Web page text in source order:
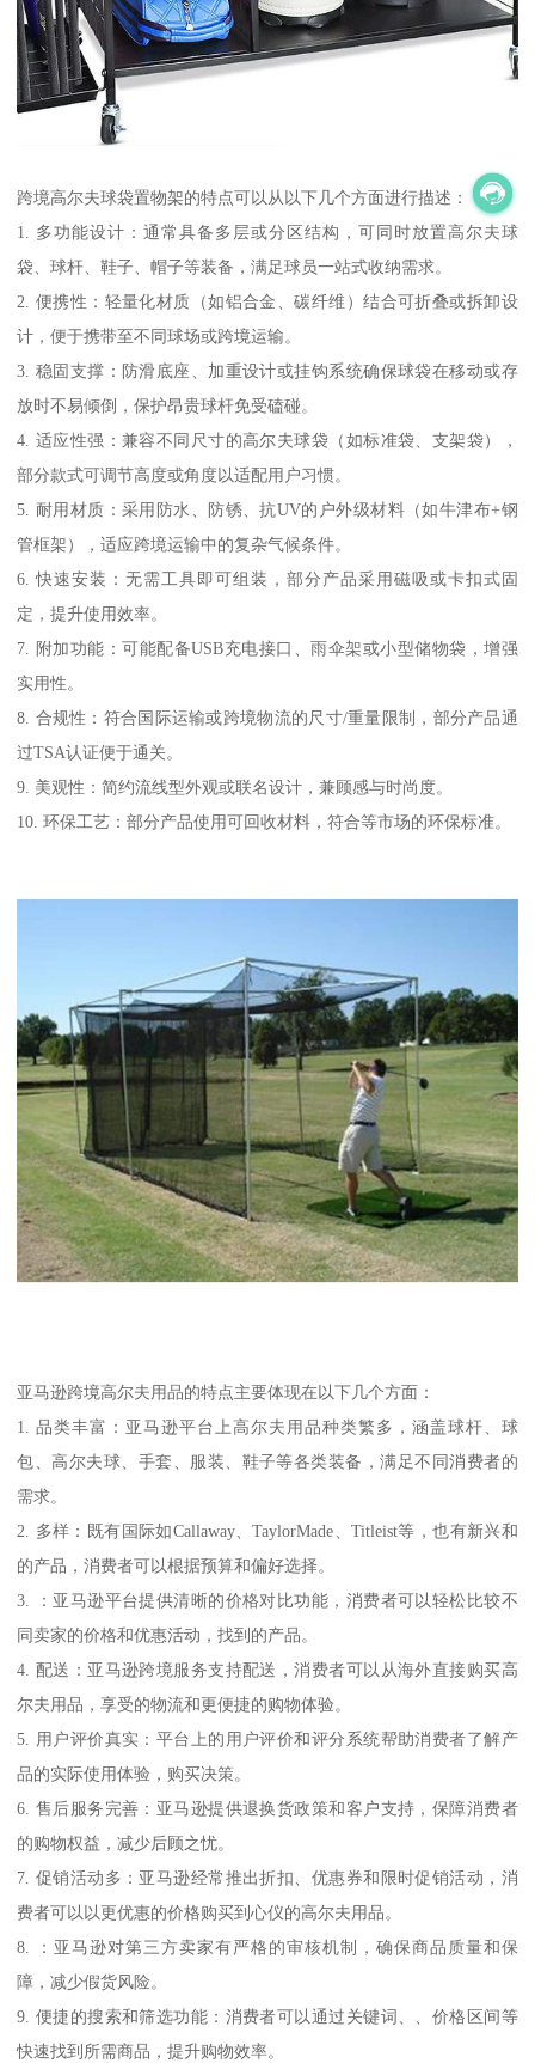
跨境高尔夫球袋置物架的特点可以从以下几个方面进行描述：
1. 多功能设计：通常具备多层或分区结构，可同时放置高尔夫球
袋、球杆、鞋子、帽子等装备，满足球员一站式收纳需求。
2. 便携性：轻量化材质（如铝合金、碳纤维）结合可折叠或拆卸设
计，便于携带至不同球场或跨境运输。
3. 稳固支撑：防滑底座、加重设计或挂钩系统确保球袋在移动或存
放时不易倾倒，保护昂贵球杆免受磕碰。
4. 适应性强：兼容不同尺寸的高尔夫球袋（如标准袋、支架袋），
部分款式可调节高度或角度以适配用户习惯。
5. 耐用材质：采用防水、防锈、抗UV的户外级材料（如牛津布+钢
管框架），适应跨境运输中的复杂气候条件。
6. 快速安装：无需工具即可组装，部分产品采用磁吸或卡扣式固
定，提升使用效率。
7. 附加功能：可能配备USB充电接口、雨伞架或小型储物袋，增强
实用性。
8. 合规性：符合国际运输或跨境物流的尺寸/重量限制，部分产品通
过TSA认证便于通关。
9. 美观性：简约流线型外观或联名设计，兼顾感与时尚度。
10. 环保工艺：部分产品使用可回收材料，符合等市场的环保标准。
亚马逊跨境高尔夫用品的特点主要体现在以下几个方面：
1. 品类丰富：亚马逊平台上高尔夫用品种类繁多，涵盖球杆、球
包、高尔夫球、手套、服装、鞋子等各类装备，满足不同消费者的
需求。
2. 多样：既有国际如Callaway、TaylorMade、Titleist等，也有新兴和
的产品，消费者可以根据预算和偏好选择。
3. ：亚马逊平台提供清晰的价格对比功能，消费者可以轻松比较不
同卖家的价格和优惠活动，找到的产品。
4. 配送：亚马逊跨境服务支持配送，消费者可以从海外直接购买高
尔夫用品，享受的物流和更便捷的购物体验。
5. 用户评价真实：平台上的用户评价和评分系统帮助消费者了解产
品的实际使用体验，购买决策。
6. 售后服务完善：亚马逊提供退换货政策和客户支持，保障消费者
的购物权益，减少后顾之忧。
7. 促销活动多：亚马逊经常推出折扣、优惠券和限时促销活动，消
费者可以以更优惠的价格购买到心仪的高尔夫用品。
8. ：亚马逊对第三方卖家有严格的审核机制，确保商品质量和保
障，减少假货风险。
9. 便捷的搜索和筛选功能：消费者可以通过关键词、、价格区间等
快速找到所需商品，提升购物效率。